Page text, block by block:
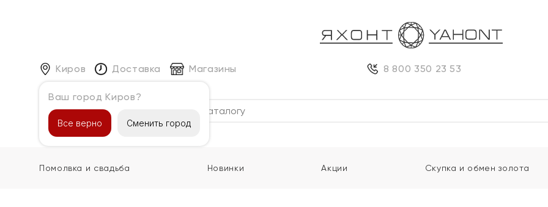
Киров
Ваш город Киров?
Все верно Сменить город
Доставка Магазины 8 800 350 23 53
Каталог
Помолвка и свадьба Новинки Акции Скупка и обмен золота